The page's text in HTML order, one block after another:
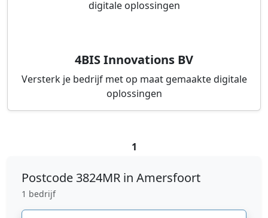
4BIS Innovations BV
Versterk je bedrijf met op maat gemaakte digitale
oplossingen
1
Postcode 3824MR in Amersfoort
1 bedrijf